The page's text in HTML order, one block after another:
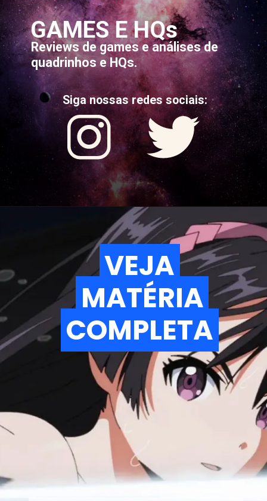
GAMES E HQs
Reviews de games e análises de
quadrinhos e HQs.
Siga nossas redes sociais:
VEJA
MATÉRIA
COMPLETA
VEJA
MATÉRIA
COMPLETA